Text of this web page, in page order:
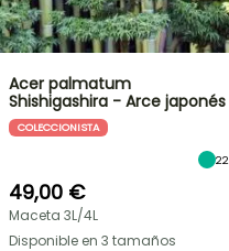
Acer palmatum
Shishigashira - Arce japonés
COLECCIONISTA
22
49,00 €
Maceta 3L/4L
Disponible en 3 tamaños